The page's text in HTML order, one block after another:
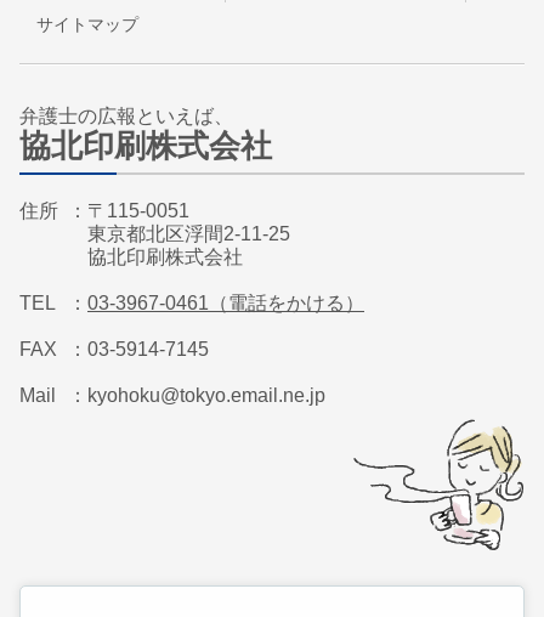
サイトマップ
弁護士の広報といえば、
協北印刷株式会社
住所
〒115-0051
東京都北区浮間2-11-25
協北印刷株式会社
TEL 03-3967-0461（電話をかける）
FAX 03-5914-7145
Mail kyohoku@tokyo.email.ne.jp